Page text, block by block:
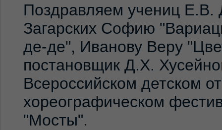
Поздравляем учениц Е.В.
Загарских Софию
де-де", Иванову Веру
постановщик Д.Х.
Всероссийском детском
хореографическом
"Мосты".